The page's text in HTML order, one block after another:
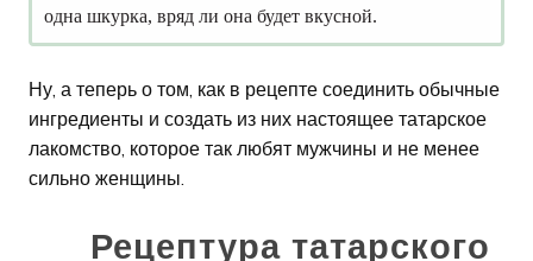
одна шкурка, вряд ли она будет вкусной.
Ну, а теперь о том, как в рецепте соединить обычные
ингредиенты и создать из них настоящее татарское
лакомство, которое так любят мужчины и не менее
сильно женщины.
Рецептура татарского